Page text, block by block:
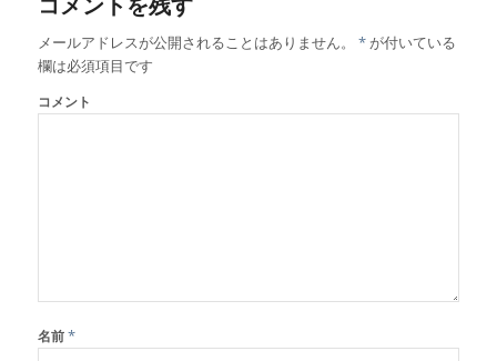
メールアドレスが公開されることはありません。 *が付いている
欄は必須項目です
コメント
名前*